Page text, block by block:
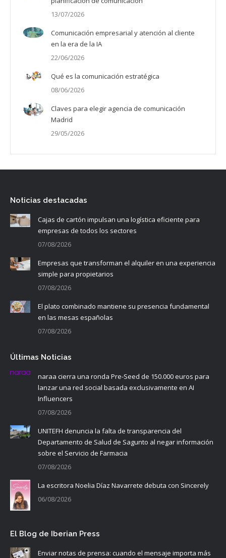
13/07/2026
Comunicación empresarial y atención al cliente
en la era de la IA
22/06/2026
Qué es la comunicación estratégica
08/06/2026
Claves para elegir agencia de comunicación
Madrid
29/05/2026
Noticias destacadas
Cajas de cartón impulsan una logística eficiente para
empresas de todos los sectores
07/08/2026
Empresas que transforman el alquiler en una experiencia
simple para propietarios
07/08/2026
El plato combinado mantiene su presencia fundamental
en las mesas españolas
07/08/2026
Últimas Noticias
naraa cierra una ronda Pre-Seed de 150.000 euros para
lanzar una red social basada exclusivamente en AI
Influencers
07/08/2026
UNITEFH denuncia la falta de transparencia del
Departamento de Salud de Sagunto al negar información
sobre el Servicio de Farmacia
07/08/2026
La escritora Noelia Díaz Navarrete debuta con Sincerely
06/08/2026
El Blog de Iberian Press
Enviar notas de prensa: cuando el mensaje importa más